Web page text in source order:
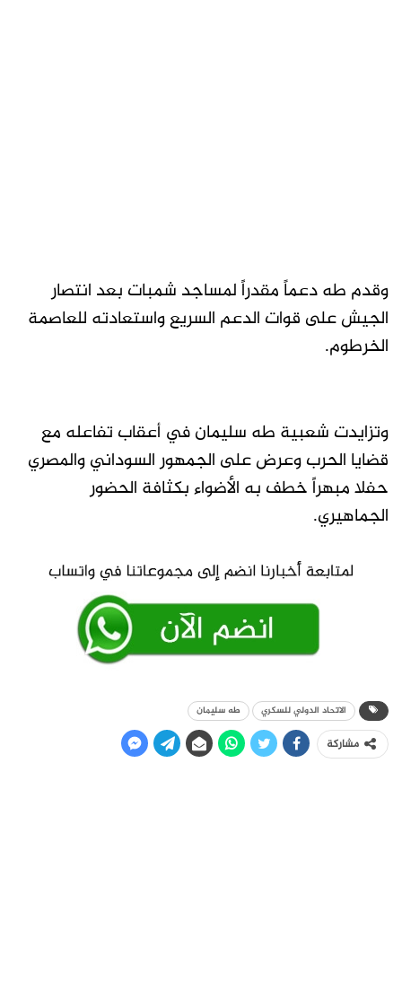
وقدم طه دعماً مقدراً لمساجد شمبات بعد انتصار
الجيش على قوات الدعم السريع واستعادته للعاصمة
الخرطوم.
وتزايدت شعبية طه سليمان في أعقاب تفاعله مع
قضايا الحرب وعرض على الجمهور السوداني والمصري
حفلا مبهراً خطف به الأضواء بكثافة الحضور
الجماهيري.
الاتحاد الدولي للسكري طه سليمان
مشاركة